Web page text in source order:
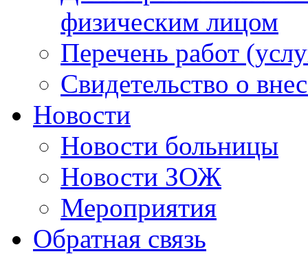
физическим лицом
Перечень работ
Свидетельство о
Новости
Новости больницы
Новости ЗОЖ
Мероприятия
Обратная связь